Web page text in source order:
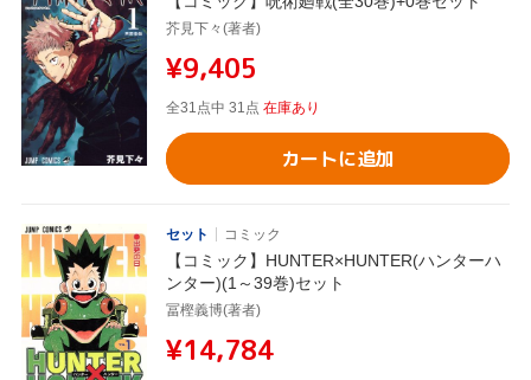
芥見下々(著者)
¥9,405
全31点中 31点 在庫あり
カートに追加
セット コミック
【コミック】HUNTER×HUNTER(ハンターハ
ンター)(1～39巻)セット
冨樫義博(著者)
¥14,784